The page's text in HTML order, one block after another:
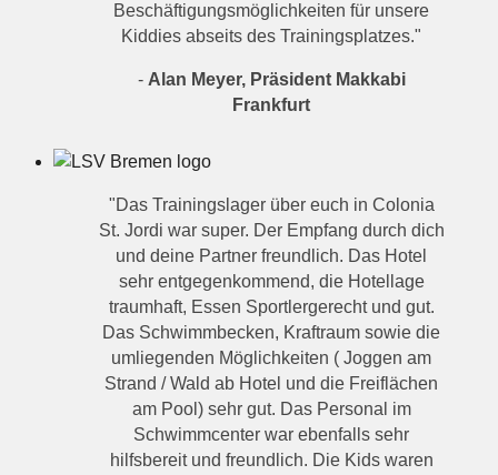
Beschäftigungsmöglichkeiten für unsere
Kiddies abseits des Trainingsplatzes."
- Alan Meyer, Präsident Makkabi
Frankfurt
"Das Trainingslager über euch in Colonia
St. Jordi war super. Der Empfang durch dich
und deine Partner freundlich. Das Hotel
sehr entgegenkommend, die Hotellage
traumhaft, Essen Sportlergerecht und gut.
Das Schwimmbecken, Kraftraum sowie die
umliegenden Möglichkeiten ( Joggen am
Strand / Wald ab Hotel und die Freiflächen
am Pool) sehr gut. Das Personal im
Schwimmcenter war ebenfalls sehr
hilfsbereit und freundlich. Die Kids waren